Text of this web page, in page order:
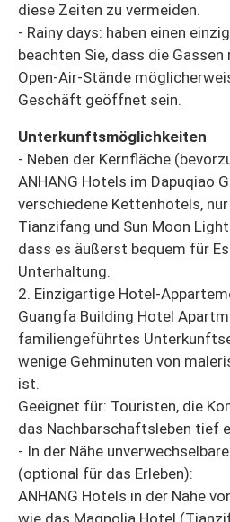
diese Zeiten zu vermeiden.
- Rainy days: haben einen
beachten Sie, dass die
Open-Air-Stände
Geschäft geöffnet sein.
Unterkunftsmöglichkeiten
- Neben der Kernfläche
ANHANG Hotels im Dapuqiao
verschiedene Kettenhotels,
Tianzifang und Sun Moon
dass es äußerst bequem für
Unterhaltung.
2. Einzigartige Hotel-
Guangfa Building Hotel
familiengeführtes
wenige Gehminuten von
ist.
Geeignet für: Touristen, die
das Nachbarschaftsleben tief
- In der Nähe
(optional für das Erleben):
ANHANG Hotels in der Nähe